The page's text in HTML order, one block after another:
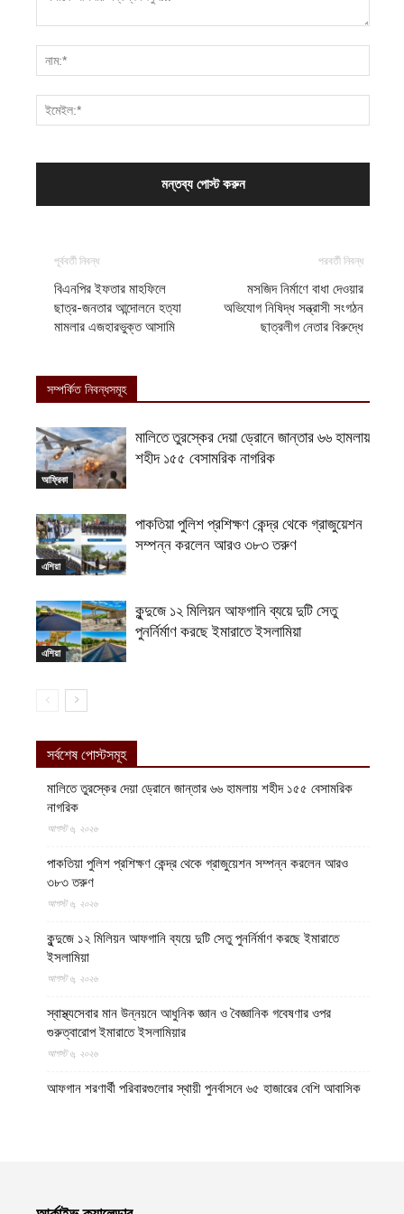
পূর্ববর্তী নিবন্ধ
বিএনপির ইফতার মাহফিলে
ছাত্র-জনতার আন্দোলনে হত্যা
মামলার এজহারভুক্ত আসামি
পরবর্তী নিবন্ধ
মসজিদ নির্মাণে বাধা দেওয়ার
অভিযোগ নিষিদ্ধ সন্ত্রাসী সংগঠন
ছাত্রলীগ নেতার বিরুদ্ধে
সম্পর্কিত নিবন্ধসমূহ
আফ্রিকা
মালিতে তুরস্কের দেয়া ড্রোনে জান্তার ৬৬ হামলায়
শহীদ ১৫৫ বেসামরিক নাগরিক
এশিয়া
পাকতিয়া পুলিশ প্রশিক্ষণ কেন্দ্র থেকে গ্রাজুয়েশন
সম্পন্ন করলেন আরও ৩৮৩ তরুণ
এশিয়া
কুন্দুজে ১২ মিলিয়ন আফগানি ব্যয়ে দুটি সেতু
পুনর্নির্মাণ করছে ইমারাতে ইসলামিয়া
সর্বশেষ পোস্টসমূহ
মালিতে তুরস্কের দেয়া ড্রোনে জান্তার ৬৬ হামলায় শহীদ ১৫৫ বেসামরিক
নাগরিক
আগস্ট ৬, ২০২৬
পাকতিয়া পুলিশ প্রশিক্ষণ কেন্দ্র থেকে গ্রাজুয়েশন সম্পন্ন করলেন আরও
৩৮৩ তরুণ
আগস্ট ৬, ২০২৬
কুন্দুজে ১২ মিলিয়ন আফগানি ব্যয়ে দুটি সেতু পুনর্নির্মাণ করছে ইমারাতে
ইসলামিয়া
আগস্ট ৬, ২০২৬
স্বাস্থ্যসেবার মান উন্নয়নে আধুনিক জ্ঞান ও বৈজ্ঞানিক গবেষণার ওপর
গুরুত্বারোপ ইমারাতে ইসলামিয়ার
আগস্ট ৬, ২০২৬
আফগান শরণার্থী পরিবারগুলোর স্থায়ী পুনর্বাসনে ৬৫ হাজারের বেশি আবাসিক
ইসলামিয়া